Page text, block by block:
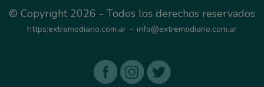
© Copyright 2026 - Todos los derechos reservados
https:extremodiario.com.ar - info@extremodiario.com.ar